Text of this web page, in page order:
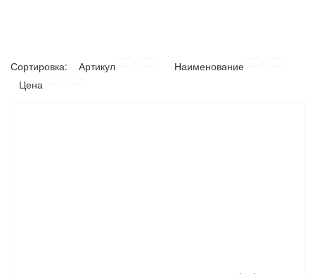
ЛАКОКРАСОЧНЫЕ МАТЕРИАЛЫ
Сортировка: Артикул
Наименование
Цена